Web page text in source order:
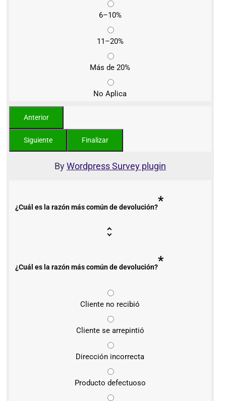
6–10%
11–20%
Más de 20%
No Aplica
ByWordpress Survey plugin
¿Cuál es la razón más común de devolución?*
¿Cuál es la razón más común de devolución?*
Cliente no recibió
Cliente se arrepintió
Dirección incorrecta
Producto defectuoso